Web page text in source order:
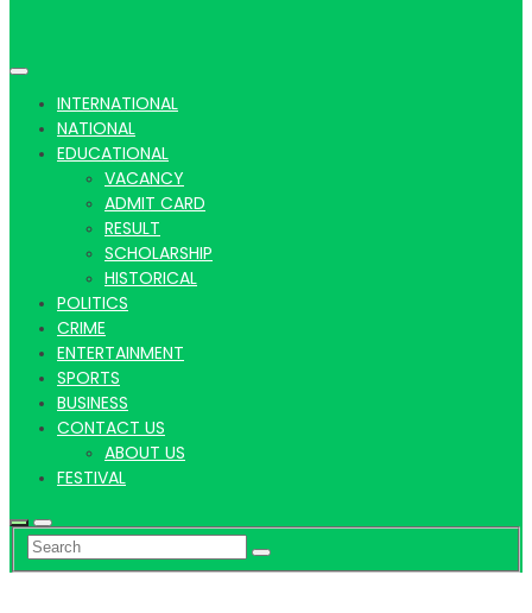
news |
Latest
Hindi
News
INTERNATIONAL
NATIONAL
EDUCATIONAL
VACANCY
ADMIT CARD
RESULT
SCHOLARSHIP
HISTORICAL
POLITICS
CRIME
ENTERTAINMENT
SPORTS
BUSINESS
CONTACT US
ABOUT US
FESTIVAL